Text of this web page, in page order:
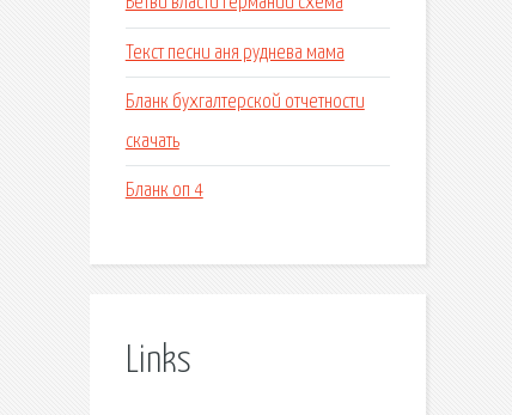
Текст песни аня руднева мама
Бланк бухгалтерской отчетности
скачать
Бланк оп 4
Links